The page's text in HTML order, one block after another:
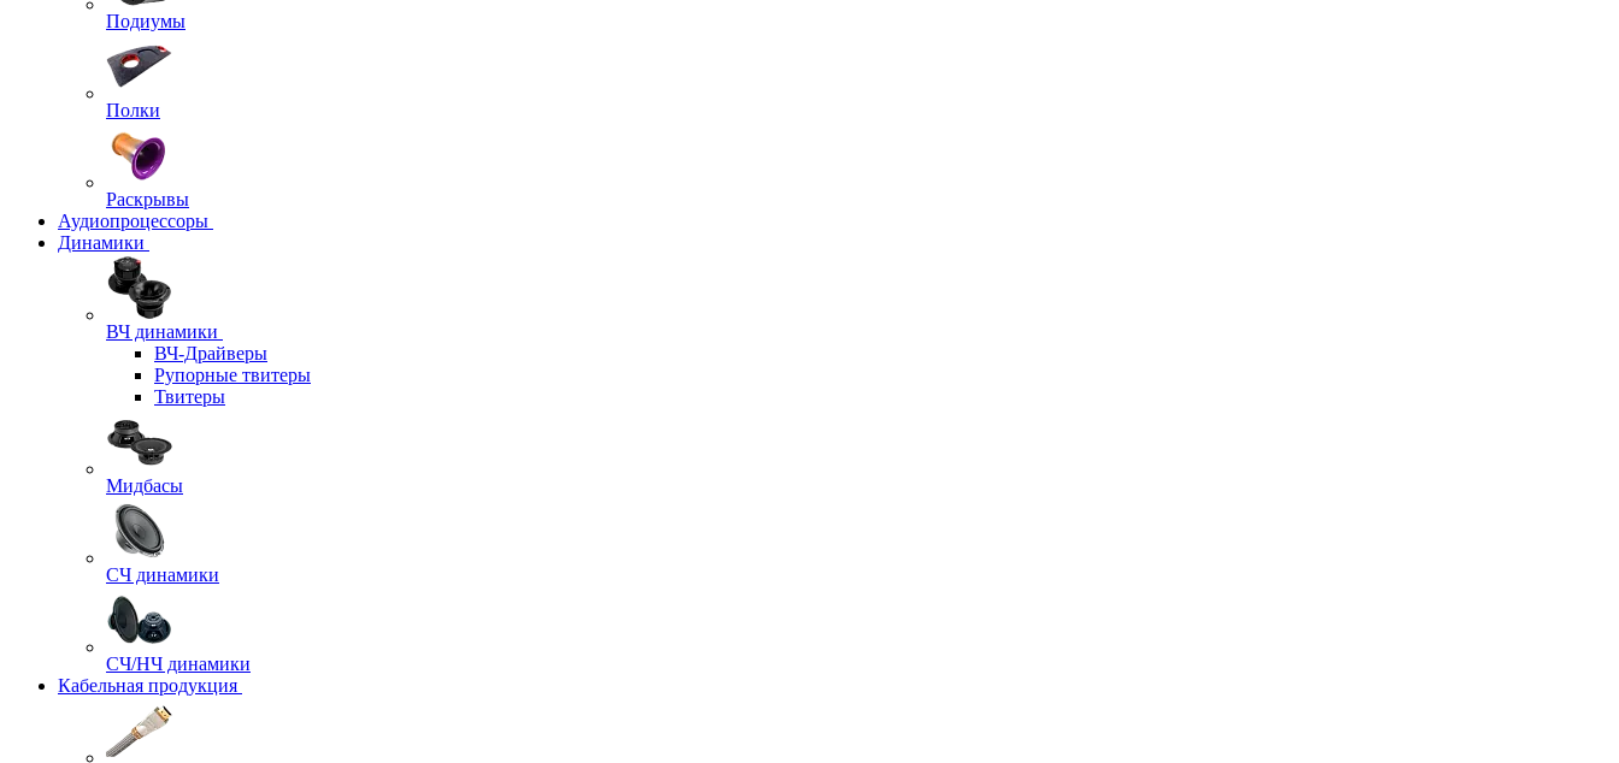
Подиумы
Полки
Раскрывы
Аудиопроцессоры
Динамики
ВЧ динамики
ВЧ-Драйверы
Рупорные твитеры
Твитеры
Мидбасы
СЧ динамики
СЧ/НЧ динамики
Кабельная продукция